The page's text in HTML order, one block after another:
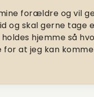
forældre og vil
og skal gerne tage
hjemme så
for at jeg kan